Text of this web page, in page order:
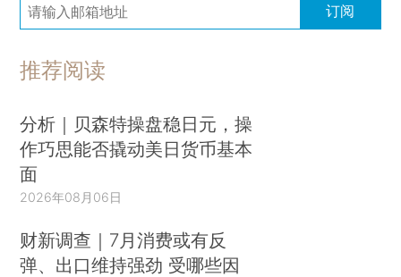
订阅
推荐阅读
分析｜贝森特操盘稳日元，操
作巧思能否撬动美日货币基本
面
2026年08月06日
财新调查｜7月消费或有反
弹、出口维持强劲 受哪些因